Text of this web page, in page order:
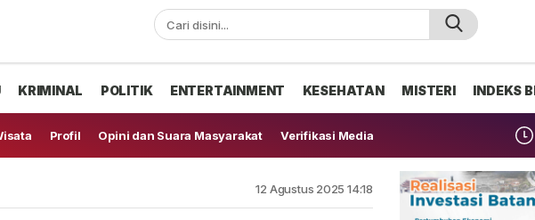
KRIMINAL POLITIK ENTERTAINMENT KESEHATAN MISTERI INDEKS
Profil Opini dan Suara Masyarakat Verifikasi Media
12 Agustus 2025 14:18